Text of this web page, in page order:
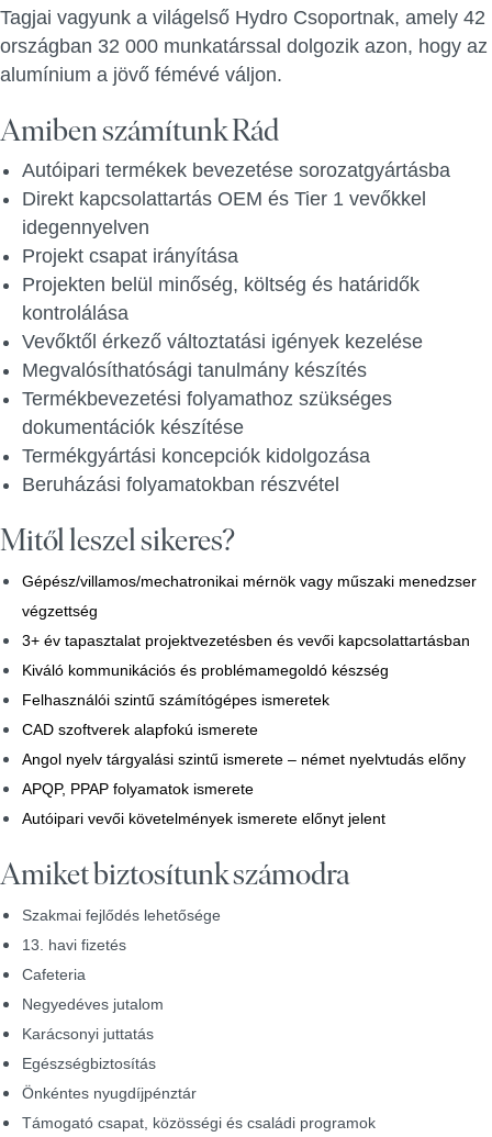
Tagjai vagyunk a világelső Hydro Csoportnak, amely 42
országban 32 000 munkatárssal dolgozik azon, hogy az
alumínium a jövő fémévé váljon.
Amiben számítunk Rád
Autóipari termékek bevezetése sorozatgyártásba
Direkt kapcsolattartás OEM és Tier 1 vevőkkel
idegennyelven
Projekt csapat irányítása
Projekten belül minőség, költség és határidők
kontrolálása
Vevőktől érkező változtatási igények kezelése
Megvalósíthatósági tanulmány készítés
Termékbevezetési folyamathoz szükséges
dokumentációk készítése
Termékgyártási koncepciók kidolgozása
Beruházási folyamatokban részvétel
Mitől leszel sikeres?
Gépész/villamos/mechatronikai mérnök vagy műszaki menedzser
végzettség
3+ év tapasztalat projektvezetésben és vevői kapcsolattartásban
Kiváló kommunikációs és problémamegoldó készség
Felhasználói szintű számítógépes ismeretek
CAD szoftverek alapfokú ismerete
Angol nyelv tárgyalási szintű ismerete – német nyelvtudás előny
APQP, PPAP folyamatok ismerete
Autóipari vevői követelmények ismerete előnyt jelent
Amiket biztosítunk számodra
Szakmai fejlődés lehetősége
13. havi fizetés
Cafeteria
Negyedéves jutalom
Karácsonyi juttatás
Egészségbiztosítás
Önkéntes nyugdíjpénztár
Támogató csapat, közösségi és családi programok